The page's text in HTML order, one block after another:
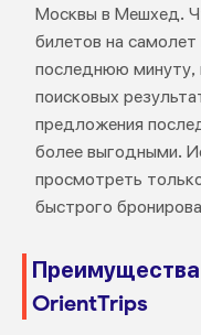
Москвы в Мешхед.
билетов на
последнюю минуту,
поисковых
предложения
более выгодными.
просмотреть
быстрого
Преимущества
OrientTrips